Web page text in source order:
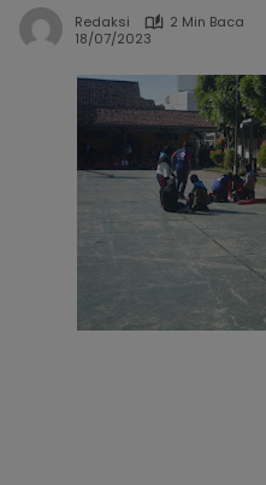
Redaksi
2 Min Baca
18/07/2023